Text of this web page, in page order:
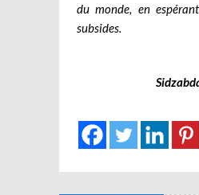
du monde, en
subsides.